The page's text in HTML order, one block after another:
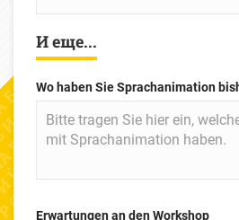
И еще...
Wo haben Sie Sprachanimation
Erwartungen an den Workshop